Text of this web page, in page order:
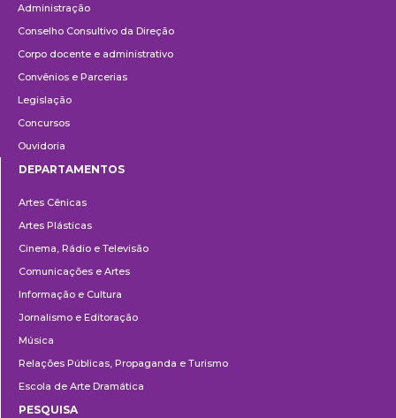
Administração
Conselho Consultivo da Direção
Corpo docente e administrativo
Convênios e Parcerias
Legislação
Concursos
Ouvidoria
DEPARTAMENTOS
Artes Cênicas
Artes Plásticas
Cinema, Rádio e Televisão
Comunicações e Artes
Informação e Cultura
Jornalismo e Editoração
Música
Relações Públicas, Propaganda e Turismo
Escola de Arte Dramática
PESQUISA